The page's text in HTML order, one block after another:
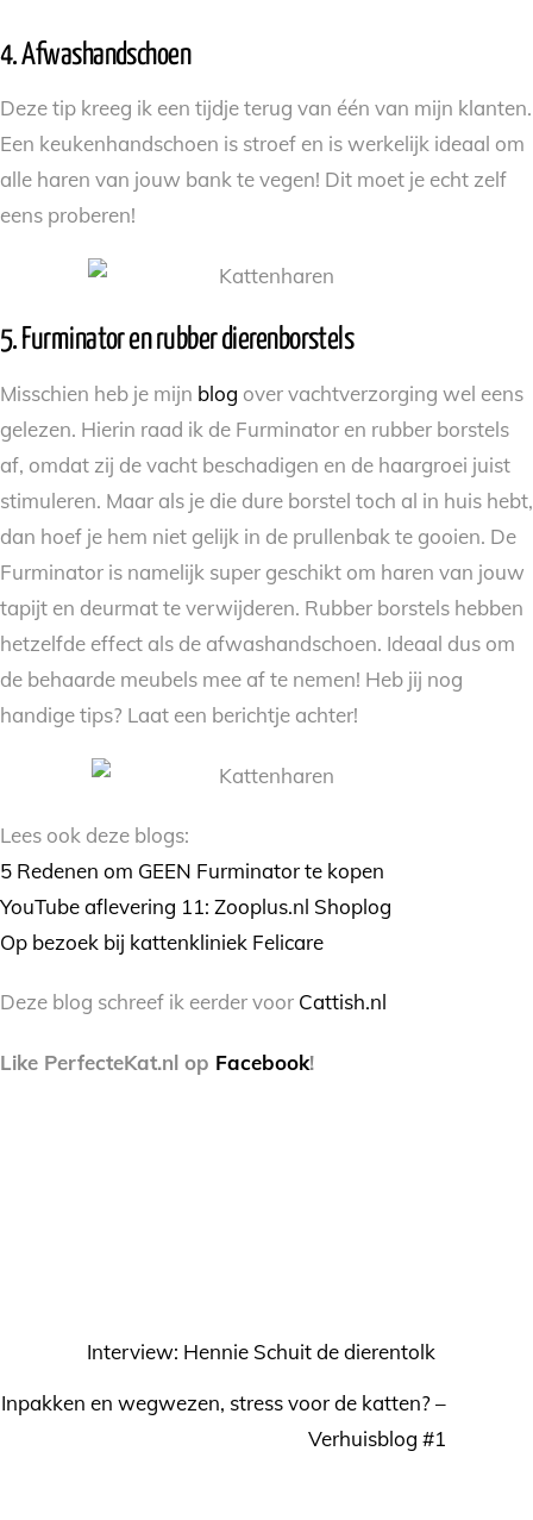
4. Afwashandschoen
Deze tip kreeg ik een tijdje terug van één van mijn klanten.
Een keukenhandschoen is stroef en is werkelijk ideaal om
alle haren van jouw bank te vegen! Dit moet je echt zelf
eens proberen!
5. Furminator en rubber dierenborstels
Misschien heb je mijn blog over vachtverzorging wel eens
gelezen. Hierin raad ik de Furminator en rubber borstels
af, omdat zij de vacht beschadigen en de haargroei juist
stimuleren. Maar als je die dure borstel toch al in huis hebt,
dan hoef je hem niet gelijk in de prullenbak te gooien. De
Furminator is namelijk super geschikt om haren van jouw
tapijt en deurmat te verwijderen. Rubber borstels hebben
hetzelfde effect als de afwashandschoen. Ideaal dus om
de behaarde meubels mee af te nemen! Heb jij nog
handige tips? Laat een berichtje achter!
Lees ook deze blogs:
5 Redenen om GEEN Furminator te kopen
YouTube aflevering 11: Zooplus.nl Shoplog
Op bezoek bij kattenkliniek Felicare
Deze blog schreef ik eerder voor Cattish.nl
Like PerfecteKat.nl op Facebook!
Interview: Hennie Schuit de dierentolk
Inpakken en wegwezen, stress voor de katten? –
Verhuisblog #1